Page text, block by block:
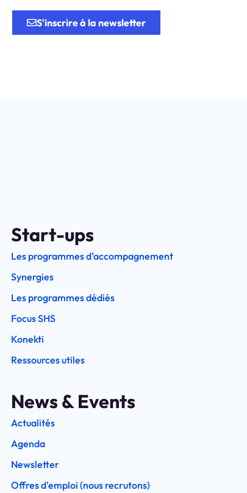
S'inscrire à la newsletter
Start-ups
Les programmes d’accompagnement
Synergies
Les programmes dédiés
Focus SHS
Konekti
Ressources utiles
News & Events
Actualités
Agenda
Newsletter
Offres d'emploi (nous recrutons)